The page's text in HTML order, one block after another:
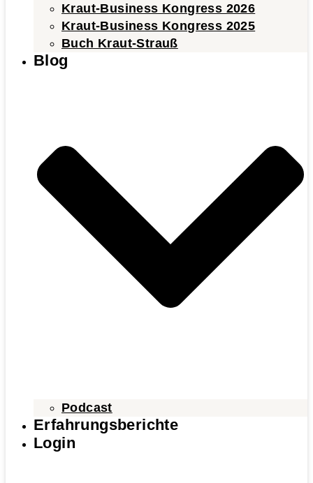
Kraut-Business Kongress 2026
Kraut-Business Kongress 2025
Buch Kraut-Strauß
Blog
Podcast
Erfahrungsberichte
Login